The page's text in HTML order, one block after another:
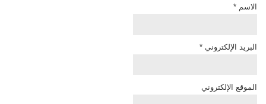
الاسم *
البريد الإلكتروني *
الموقع الإلكتروني